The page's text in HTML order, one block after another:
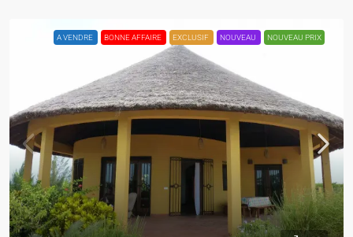
A VENDRE BONNE AFFAIRE EXCLUSIF NOUVEAU NOUVEAU PRIX